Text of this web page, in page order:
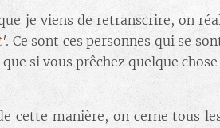
je viens de retranscrire, on
'. Ce sont ces personnes qui se
si vous prêchez quelque
cette manière, on cerne tous